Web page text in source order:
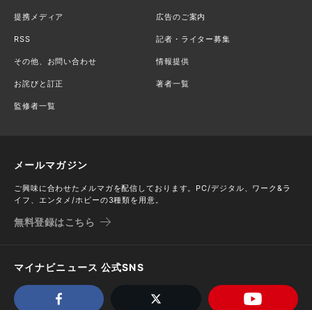
提携メディア 広告のご案内
RSS 記者・ライター募集
その他、お問い合わせ 情報提供
お詫びと訂正 著者一覧
監修者一覧
メールマガジン
ご興味に合わせたメルマガを配信しております。PC/デジタル、ワーク&ラ
イフ、エンタメ/ホビーの3種類を用意。
無料登録はこちら
マイナビニュース 公式SNS